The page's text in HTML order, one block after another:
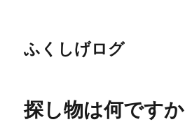
ふくしげログ
探し物は何ですか